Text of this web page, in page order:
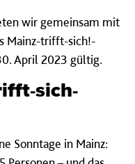
wir gemeinsam mit
Mainz-trifft-sich!-
April 2023 gültig.
sich-
Sonntage in Mainz: